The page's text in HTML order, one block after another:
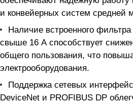
и конвейерных систем средней
Наличие встроенного фильтра
свыше 16 А способствует
общего пользования, что
электрооборудования.
Поддержка сетевых
DeviceNet и PROFIBUS DP